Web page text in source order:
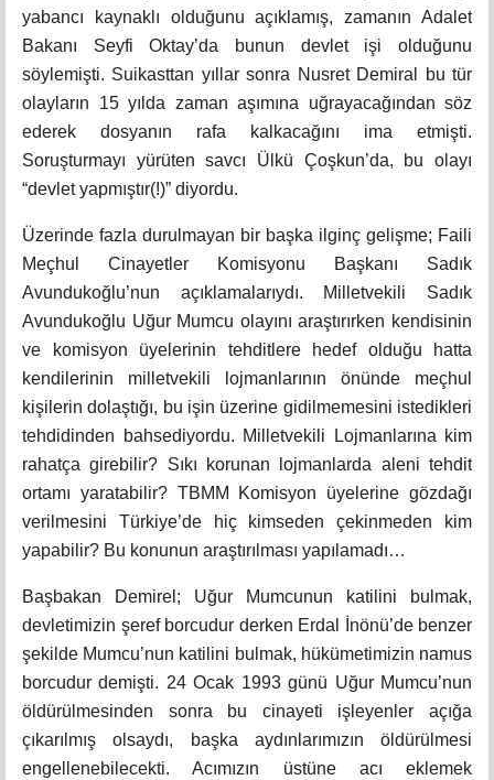
yabancı kaynaklı olduğunu açıklamış, zamanın Adalet
Bakanı Seyfi Oktay’da bunun devlet işi olduğunu
söylemişti. Suikasttan yıllar sonra Nusret Demiral bu tür
olayların 15 yılda zaman aşımına uğrayacağından söz
ederek dosyanın rafa kalkacağını ima etmişti.
Soruşturmayı yürüten savcı Ülkü Çoşkun’da, bu olayı
“devlet yapmıştır(!)” diyordu.
Üzerinde fazla durulmayan bir başka ilginç gelişme; Faili
Meçhul Cinayetler Komisyonu Başkanı Sadık
Avundukoğlu’nun açıklamalarıydı. Milletvekili Sadık
Avundukoğlu Uğur Mumcu olayını araştırırken kendisinin
ve komisyon üyelerinin tehditlere hedef olduğu hatta
kendilerinin milletvekili lojmanlarının önünde meçhul
kişilerin dolaştığı, bu işin üzerine gidilmemesini istedikleri
tehdidinden bahsediyordu. Milletvekili Lojmanlarına kim
rahatça girebilir? Sıkı korunan lojmanlarda aleni tehdit
ortamı yaratabilir? TBMM Komisyon üyelerine gözdağı
verilmesini Türkiye’de hiç kimseden çekinmeden kim
yapabilir? Bu konunun araştırılması yapılamadı…
Başbakan Demirel; Uğur Mumcunun katilini bulmak,
devletimizin şeref borcudur derken Erdal İnönü’de benzer
şekilde Mumcu’nun katilini bulmak, hükümetimizin namus
borcudur demişti. 24 Ocak 1993 günü Uğur Mumcu’nun
öldürülmesinden sonra bu cinayeti işleyenler açığa
çıkarılmış olsaydı, başka aydınlarımızın öldürülmesi
engellenebilecekti. Acımızın üstüne acı eklemek